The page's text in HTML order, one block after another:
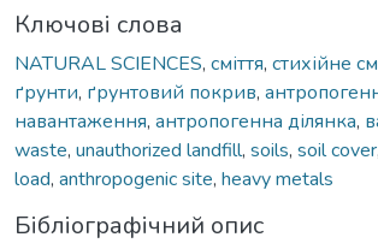
Ключові слова
NATURAL SCIENCES, сміття, стихійне
ґрунти, ґрунтовий покрив,
навантаження, антропогенна ділянка,
waste, unauthorized landfill, soils, soil cover,
load, anthropogenic site, heavy metals
Бібліографічний опис